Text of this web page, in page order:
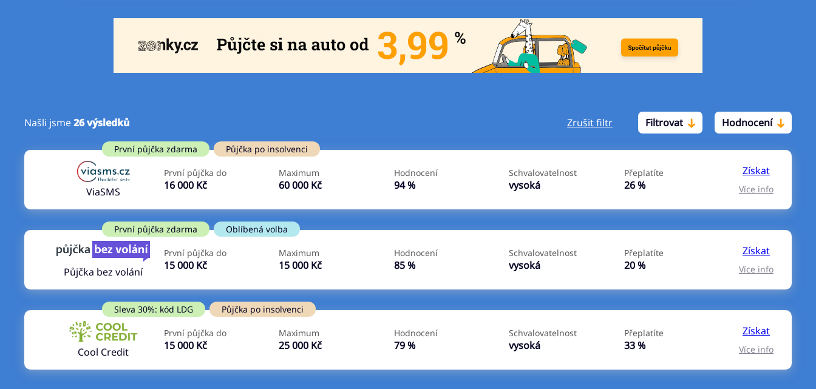
Zrušit filtr Filtrovat
Hodnocení
Od
Do
První půjčka zdarma
ano
Našli jsme26výsledků
První půjčka zdarma Půjčka po insolvenci
ViaSMS
První půjčka do
16 000 Kč
Maximum
60 000 Kč
Hodnocení
94 %
Schvalovatelnost
vysoká
Přeplatíte
26 %
Získat
Více info
První půjčka zdarma Oblíbená volba
Půjčka bez volání
První půjčka do
15 000 Kč
Maximum
15 000 Kč
Hodnocení
85 %
Schvalovatelnost
vysoká
Přeplatíte
20 %
Získat
Více info
Sleva 30%: kód LDG Půjčka po insolvenci
Cool Credit
První půjčka do
15 000 Kč
Maximum
25 000 Kč
Hodnocení
79 %
Schvalovatelnost
vysoká
Přeplatíte
33 %
Získat
Více info